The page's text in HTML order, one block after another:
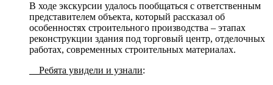
В ходе экскурсии удалось пообщаться с ответственным
представителем объекта, который рассказал об
особенностях строительного производства – этапах
реконструкции здания под торговый центр, отделочных
работах, современных строительных материалах.
Ребята увидели и узнали: